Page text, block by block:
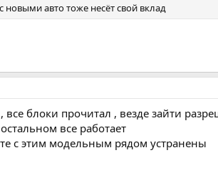
новыми авто тоже несёт свой вклад
блоки прочитал , везде зайти
все работает
с этим модельным рядом устранены